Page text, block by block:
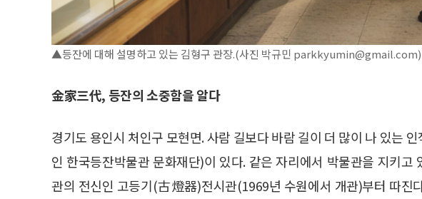
▲등잔에 대해 설명하고 있는 김형구 관장.(사진 박규민 parkkyumin@gmail.com)
金家三代, 등잔의 소중함을 알다
경기도 용인시 처인구 모현면. 사람 길보다 바람 길이 더 많이 나 있는
인 한국등잔박물관 문화재단)이 있다. 같은 자리에서 박물관을 지키고
관의 전신인 고등기(古燈器)전시관(1969년 수원에서 개관)부터 따진